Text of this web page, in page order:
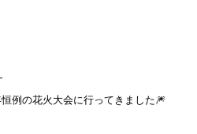
例の花火大会に行ってきました🎆